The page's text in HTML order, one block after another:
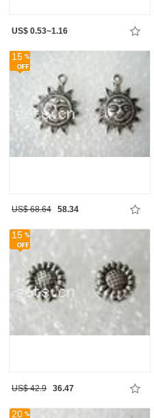
US$ 0.53~1.16
15
US$ 68.64 58.34
15
US$ 42.9 36.47
20